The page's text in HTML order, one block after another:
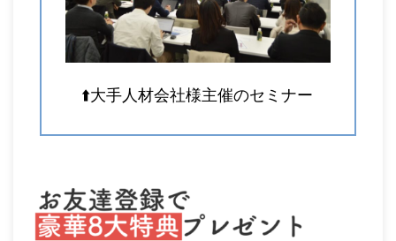
⬆️大手人材会社様主催のセミナー